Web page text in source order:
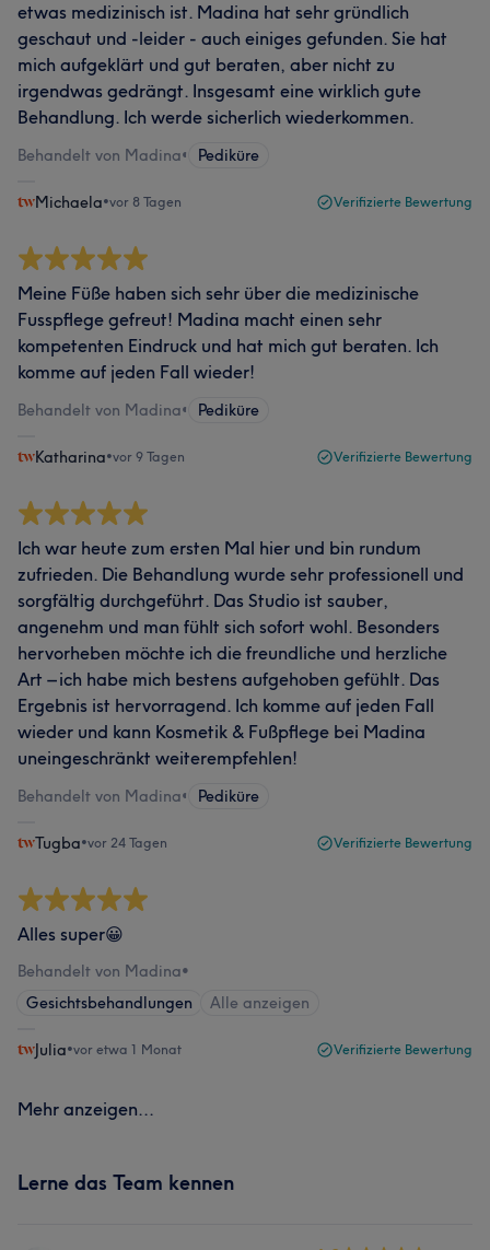
etwas medizinisch ist. Madina hat sehr gründlich
geschaut und -leider - auch einiges gefunden. Sie hat
mich aufgeklärt und gut beraten, aber nicht zu
irgendwas gedrängt. Insgesamt eine wirklich gute
Behandlung. Ich werde sicherlich wiederkommen.
Behandelt von Madina• Pediküre
Michaela•vor 8 Tagen Verifizierte Bewertung
Meine Füße haben sich sehr über die medizinische
Fusspflege gefreut! Madina macht einen sehr
kompetenten Eindruck und hat mich gut beraten. Ich
komme auf jeden Fall wieder!
Behandelt von Madina• Pediküre
Katharina•vor 9 Tagen Verifizierte Bewertung
Ich war heute zum ersten Mal hier und bin rundum
zufrieden. Die Behandlung wurde sehr professionell und
sorgfältig durchgeführt. Das Studio ist sauber,
angenehm und man fühlt sich sofort wohl. Besonders
hervorheben möchte ich die freundliche und herzliche
Art – ich habe mich bestens aufgehoben gefühlt. Das
Ergebnis ist hervorragend. Ich komme auf jeden Fall
wieder und kann Kosmetik & Fußpflege bei Madina
uneingeschränkt weiterempfehlen!
Behandelt von Madina• Pediküre
Tugba•vor 24 Tagen Verifizierte Bewertung
Alles super😀
Behandelt von Madina•
Gesichtsbehandlungen
Alle anzeigen
Julia•vor etwa 1 Monat Verifizierte Bewertung
Mehr anzeigen...
Lerne das Team kennen